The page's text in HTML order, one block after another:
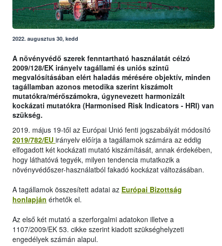
2022. augusztus 30, kedd
A növényvédő szerek fenntartható használatát célzó
2009/128/EK irányelv tagállami és uniós szintű
megvalósításában elért haladás mérésére objektív, minden
tagállamban azonos metodika szerint kiszámolt
mutatókra/mérőszámokra, úgynevezett harmonizált
kockázati mutatókra (Harmonised Risk Indicators - HRI) van
szükség.
2019. május 19-től az Európai Unió fenti jogszabályát módosító
2019/782/EU irányelv előírja a tagállamok számára az eddig
elfogadott két kockázati mutató kiszámítását, annak érdekében,
hogy láthatóvá tegyék, milyen tendencia mutatkozik a
növényvédőszer-használatból fakadó kockázat változásában.
A tagállamok összesített adatai az Európai Bizottság
honlapján érhetők el.
Az első két mutató a szerforgalmi adatokon illetve a
1107/2009/EK 53. cikke szerint kiadott szükséghelyzeti
engedélyek számán alapul.